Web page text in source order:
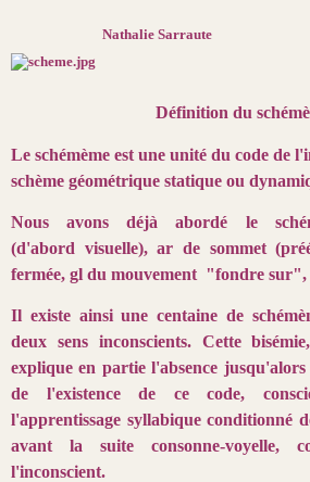
Nathalie Sarraute
Définition du
Le schémème est une unité du code de
schème géométrique statique ou
Nous avons déjà abordé le
(d'abord visuelle), ar de sommet
fermée, gl du mouvement "fondre sur",
Il existe ainsi une centaine de
deux sens inconscients. Cette
explique en partie l'absence jusqu'alors
de l'existence de ce code,
l'apprentissage syllabique conditionné
avant la suite consonne-voyelle,
l'inconscient.